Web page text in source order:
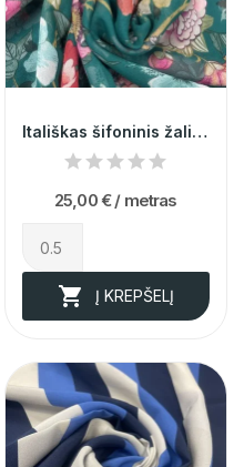
Itališkas šifoninis žalias šilkas (likutis 1,3m)
25,00 € / metras
 Į KREPŠELĮ